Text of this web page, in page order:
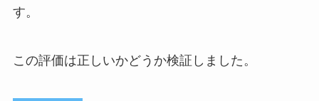
す。
この評価は正しいかどうか検証しました。